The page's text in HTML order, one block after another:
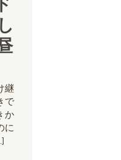
継
で
か
に